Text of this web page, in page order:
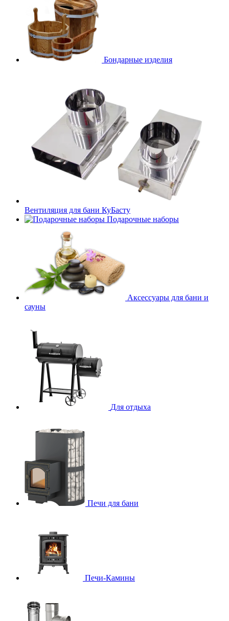
Бондарные изделия
Вентиляция для бани КуБасту
Подарочные наборы
Аксессуары для бани и
сауны
Для отдыха
Печи для бани
Печи-Камины